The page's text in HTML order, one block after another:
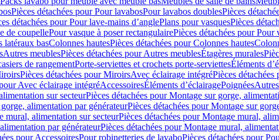
Pièces détachées pour Pour lavabosPour lavabos doublesPièces
détachées pour Pour lave-mains d’anglePlans pour vasquesPièces
de coupellePour vasque à poser rectangulairePièces détachées pour Pour
latéraux basColonnes hautesPièces détachées pour Colonnes hautes
Autres meublesPièces détachées pour Autres meublesÉtagères murales
de rangementPorte-serviettes et crochets porte-serviettesÉléments
Pièces détachées pour MiroirsAvec éclairage intégréPièces
Avec éclairage intégréAccessoiresÉléments d’éclairagePoignées
sur secteurPièces détachées pour Montage sur gorge,
alimentation par générateurPièces détachées pour Montage sur
mural, alimentation sur secteurPièces détachées pour Montage mural,
par générateurPièces détachées pour Montage mural,
pour AccessoiresPour robinetteries de lavaboPièces détachées pour